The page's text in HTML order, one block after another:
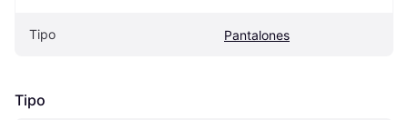
Tipo Pantalones
Tipo